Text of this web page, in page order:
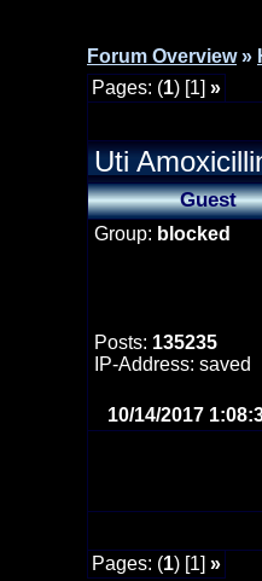
Forum Overview »
Pages: (1) [1] »
Uti
Guest
Group: blocked
Posts: 135235
IP-Address: saved
10/14/2017
Pages: (1) [1] »